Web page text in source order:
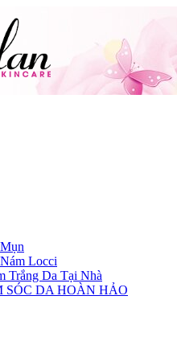
Locci
Trắng Da Tại Nhà
SÓC DA HOÀN HẢO